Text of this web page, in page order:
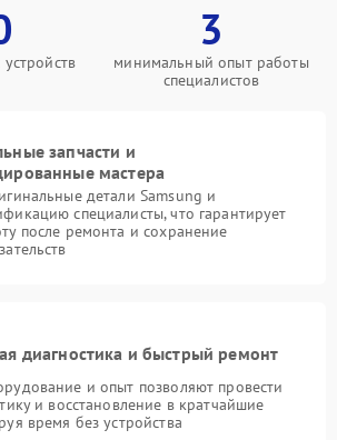
3
минимальный опыт работы
специалистов
запчасти и
мастера
детали Samsung и
специалисты, что гарантирует
после ремонта и сохранение
диагностика и быстрый ремонт
и опыт позволяют провести
и восстановление в кратчайшие
время без устройства